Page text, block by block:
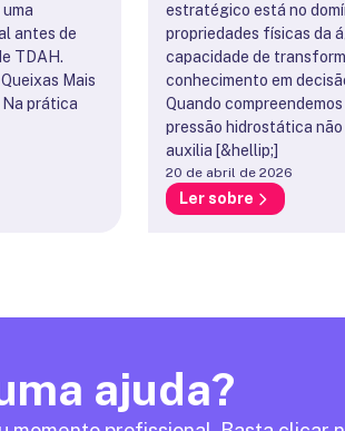
antes de
TDAH.
Mais
Na prática
estratégico está no
propriedades físicas da
capacidade de
conhecimento em
Quando compreendemos
pressão hidrostática não
auxilia [&hellip;]
Ler sobre
20 de abril de 2026
ajuda?